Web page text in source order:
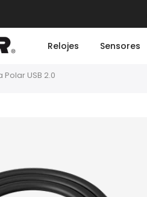
Relojes Sensores
USB 2.0